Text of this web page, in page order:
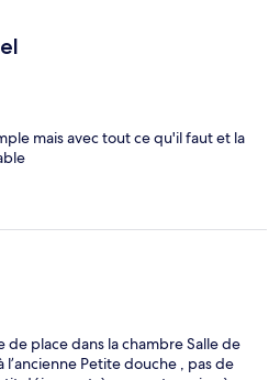
mais avec tout ce qu'il faut et la
de place dans la chambre Salle de
Petite douche , pas de